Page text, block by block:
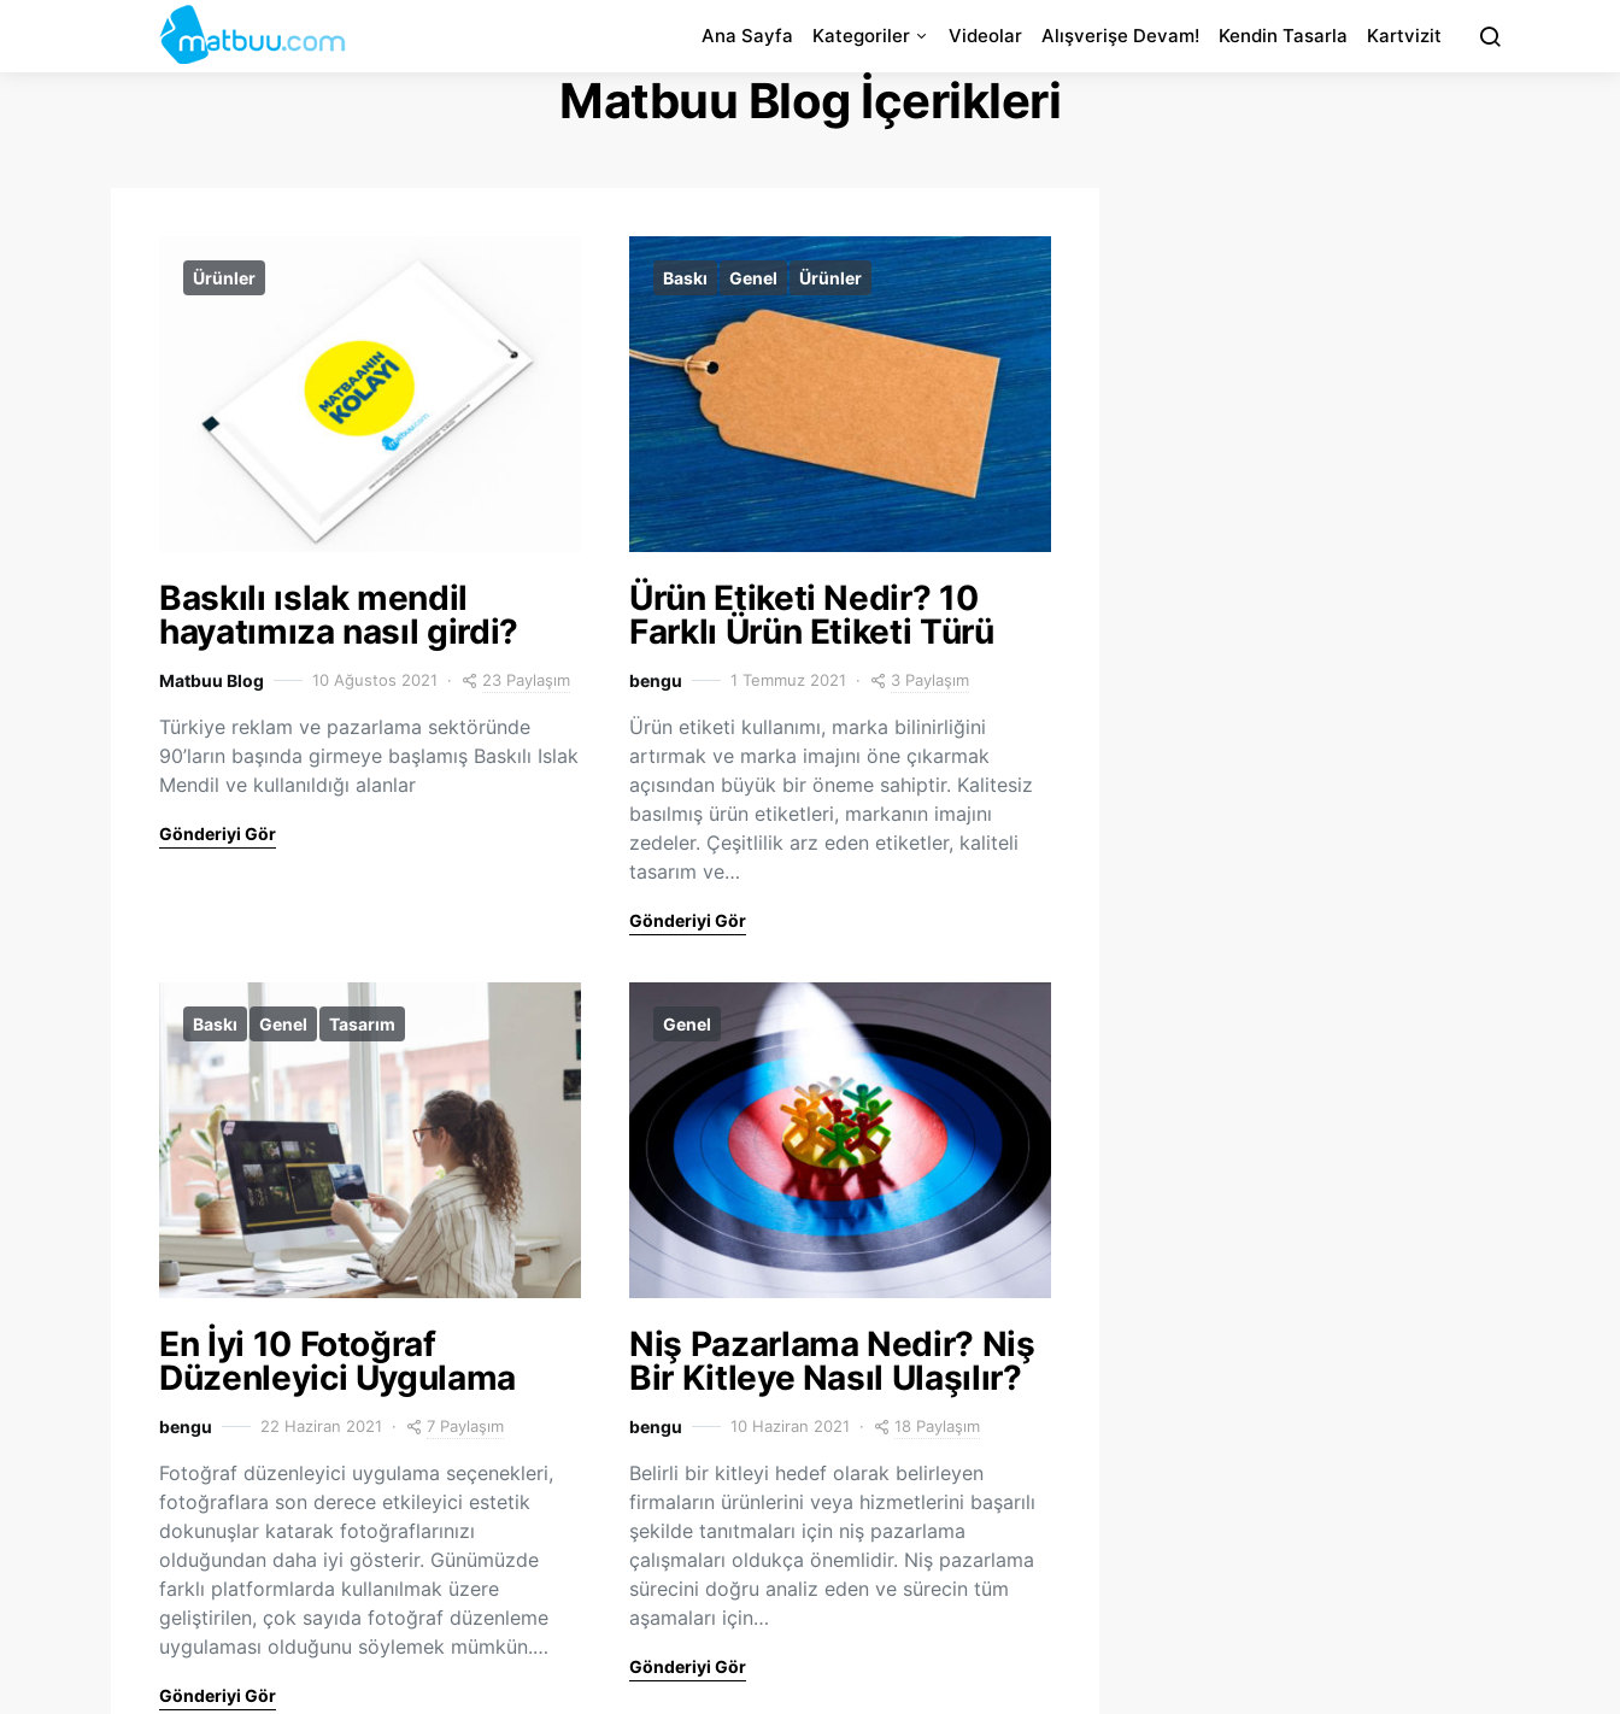
займ ночьюонлайн Ana Sayfa Kategoriler Videolar Alışverişe Devam! Kendin Tasarla Kartvizit
Matbuu Blog İçerikleri
Ürünler
Baskılı ıslak mendil
hayatımıza nasıl girdi?
Matbuu Blog 10 Ağustos 2021 23 Paylaşım
Türkiye reklam ve pazarlama sektöründe
90’ların başında girmeye başlamış Baskılı Islak
Mendil ve kullanıldığı alanlar
Gönderiyi Gör
Baskı Genel Ürünler
Ürün Etiketi Nedir? 10
Farklı Ürün Etiketi Türü
bengu 1 Temmuz 2021 3 Paylaşım
Ürün etiketi kullanımı, marka bilinirliğini
artırmak ve marka imajını öne çıkarmak
açısından büyük bir öneme sahiptir. Kalitesiz
basılmış ürün etiketleri, markanın imajını
zedeler. Çeşitlilik arz eden etiketler, kaliteli
tasarım ve…
Gönderiyi Gör
Baskı Genel Tasarım
En İyi 10 Fotoğraf
Düzenleyici Uygulama
bengu 22 Haziran 2021 7 Paylaşım
Fotoğraf düzenleyici uygulama seçenekleri,
fotoğraflara son derece etkileyici estetik
dokunuşlar katarak fotoğraflarınızı
olduğundan daha iyi gösterir. Günümüzde
farklı platformlarda kullanılmak üzere
geliştirilen, çok sayıda fotoğraf düzenleme
uygulaması olduğunu söylemek mümkün.…
Gönderiyi Gör
Genel
Niş Pazarlama Nedir? Niş
Bir Kitleye Nasıl Ulaşılır?
bengu 10 Haziran 2021 18 Paylaşım
Belirli bir kitleyi hedef olarak belirleyen
firmaların ürünlerini veya hizmetlerini başarılı
şekilde tanıtmaları için niş pazarlama
çalışmaları oldukça önemlidir. Niş pazarlama
sürecini doğru analiz eden ve sürecin tüm
aşamaları için…
Gönderiyi Gör